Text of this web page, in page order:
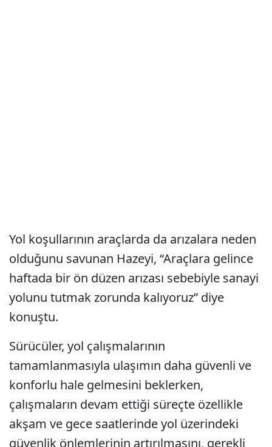
Yol koşullarının araçlarda da arızalara neden
olduğunu savunan Hazeyi, “Araçlara gelince
haftada bir ön düzen arızası sebebiyle sanayi
yolunu tutmak zorunda kalıyoruz” diye
konuştu.
Sürücüler, yol çalışmalarının
tamamlanmasıyla ulaşımın daha güvenli ve
konforlu hale gelmesini beklerken,
çalışmaların devam ettiği süreçte özellikle
akşam ve gece saatlerinde yol üzerindeki
güvenlik önlemlerinin artırılmasını, gerekli